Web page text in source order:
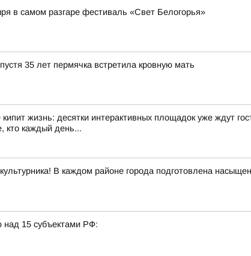
в самом разгаре фестиваль «Свет Белогорья»
35 лет пермячка встретила кровную мать
жизнь: десятки интерактивных площадок уже ждут
кто каждый день...
В каждом районе города подготовлена
15 субъектами РФ: